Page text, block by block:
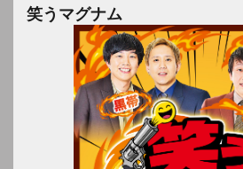
笑うマグナム